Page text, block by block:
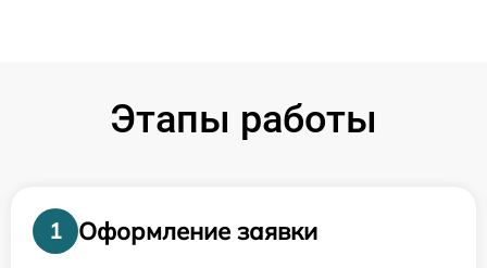
Этапы работы
1
Оформление заявки